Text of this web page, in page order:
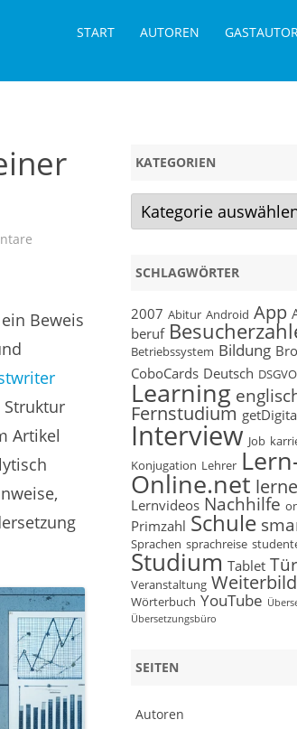
START AUTOREN
einer
BWL
Beweis
Artikel
KATEGORIEN
Kategorien
SCHLAGWÖRTER
2007 Abitur Android App
beruf
Betriebssystem Bildung
CoboCards Deutsch DSGVO
Learning
Fernstudium
Interview Job
Konjugation Lehrer
Online.net
Lernvideos Nachhilfe
Primzahl Schule
Sprachen sprachreise
Studium Tablet
Veranstaltung
Wörterbuch YouTube
Übersetzungsbüro
SEITEN
Autoren